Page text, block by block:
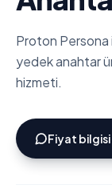
Proton Persona
yedek anahtar
hizmeti.
Fiyat bilgisi